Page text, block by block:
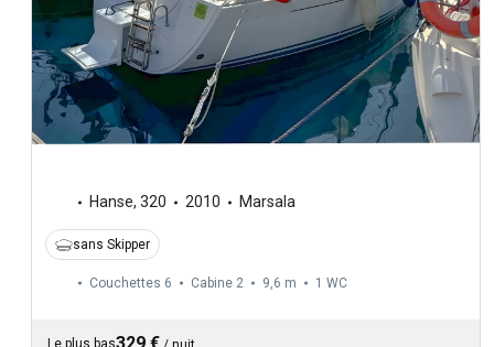
Hanse, 320 2010 Marsala
sans Skipper
Couchettes 6 Cabine 2 9,6 m 1 WC
Le plus bas